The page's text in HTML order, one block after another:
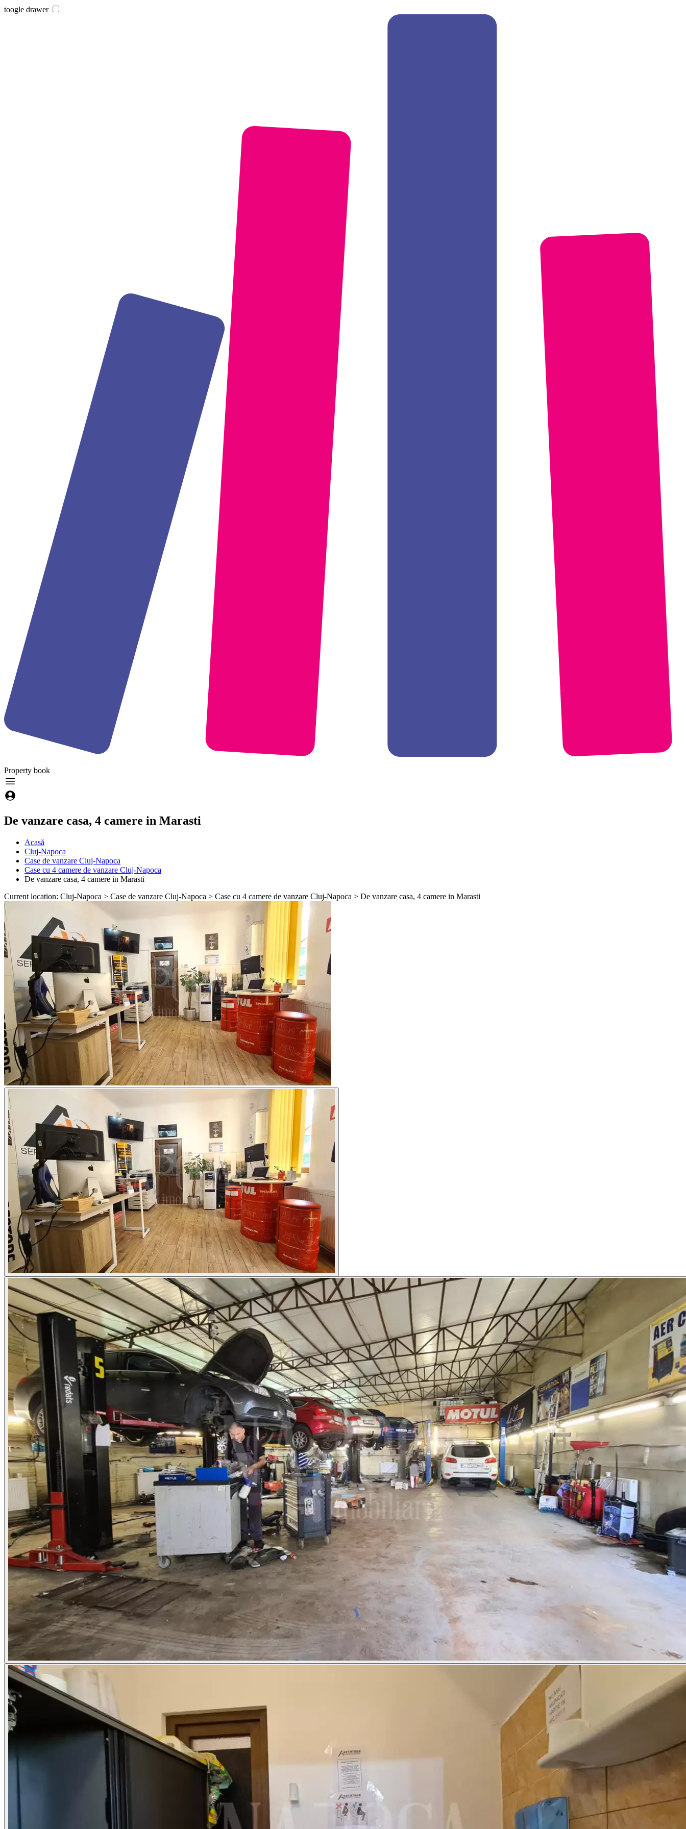
toogle drawer
Property book
De vanzare casa, 4 camere in Marasti
Acasă
Cluj-Napoca
Case de vanzare Cluj-Napoca
Case cu 4 camere de vanzare Cluj-Napoca
De vanzare casa, 4 camere in Marasti
Current location: Cluj-Napoca > Case de vanzare Cluj-Napoca > Case cu 4 camere de vanzare Cluj-Napoca > De vanzare casa, 4 camere in Marasti